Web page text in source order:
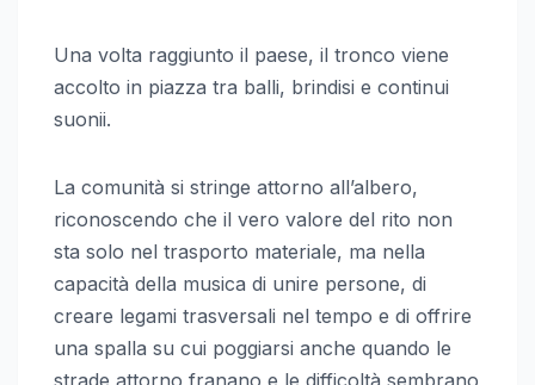
Una volta raggiunto il paese, il tronco viene
accolto in piazza tra balli, brindisi e continui
suonii.
La comunità si stringe attorno all’albero,
riconoscendo che il vero valore del rito non
sta solo nel trasporto materiale, ma nella
capacità della musica di unire persone, di
creare legami trasversali nel tempo e di offrire
una spalla su cui poggiarsi anche quando le
strade attorno franano e le difficoltà sembrano